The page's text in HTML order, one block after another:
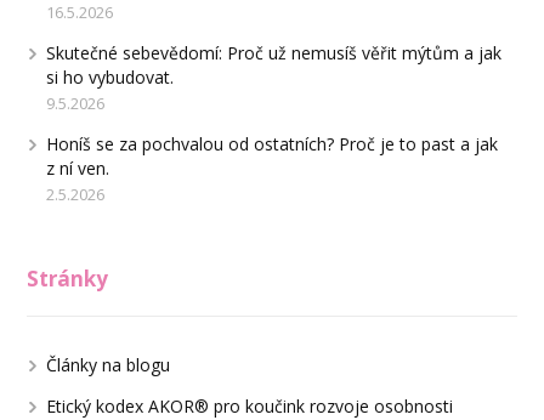
16.5.2026
Skutečné sebevědomí: Proč už nemusíš věřit mýtům a jak
si ho vybudovat.
9.5.2026
Honíš se za pochvalou od ostatních? Proč je to past a jak
z ní ven.
2.5.2026
Stránky
Články na blogu
Etický kodex AKOR® pro koučink rozvoje osobnosti